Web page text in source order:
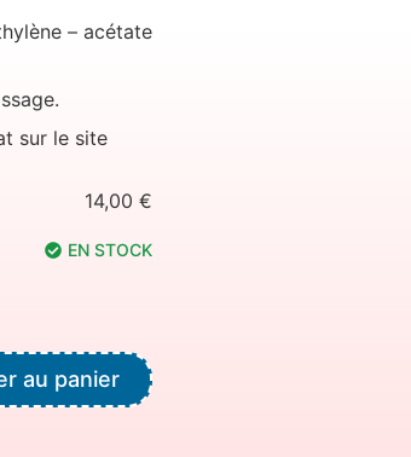
– acétate
sur le site
14,00 €
EN STOCK
au panier